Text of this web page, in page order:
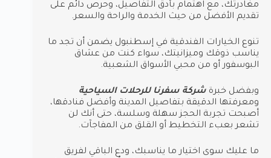
مغادرتك، مع اهتمام بأدق التفاصيل، وحرص دائم على
تقديم الأفضل من حيث الخدمة والراحة والسعر.
تنوع الخيارات الفندقية في إسطنبول يضمن أن تجد ما
يناسب ذوقك وميزانيتك، سواء كنت من عشاق
البوسفور أو من محبي الأسواق الشعبية.
وبفضل خبرة شركة سفرنا للرحلات السياحية
ومعرفتها الدقيقة بتفاصيل المدينة وأفضل فنادقها،
أصبحت تجربة الحجز سهلة وسلسة، حتى أنك لن
تشعر بعبء التخطيط أو القلق من المفاجآت.
ما عليك سوى اختيار ما يناسبك، ودع الباقي لفريق